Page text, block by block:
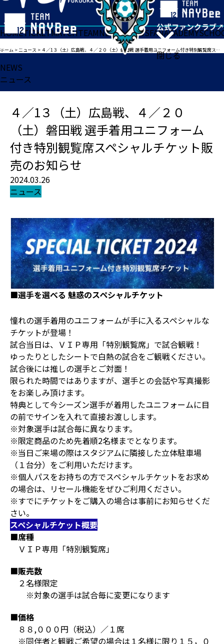
閉じる
HOMETICKETMATCHTEAMNEWSGOODSFANACADEMY
ホーム >ニュース > ４／1３（土）広島戦、４／２０（土）磐田戦 選手着用ユニフォーム付き特別観覧席スペシャルチケット販売のお知らせ
NEWS
ニュース
４／1３（土）広島戦、４／２０
（土）磐田戦 選手着用ユニフォーム
付き特別観覧席スペシャルチケット販
売のお知らせ
2024.03.26
ニュース
■選手を選べる 魅惑のスペシャルチケット
憧れの選手着用のユニフォームが手に入るスペシャルな
チケットが登場！
試合当日は、ＶＩＰ専用「特別観覧席」で試合観戦！
ゆったりとしたシートで白熱の試合をご観戦ください。
試合後には推しの選手とご対面！
限られた時間ではありますが、選手との会話や写真撮影
をお楽しみ頂けます。
特典として今シーズン選手が着用したユニフォームに目
の前でサインを入れて直接お渡しします。
※対象選手は試合毎に異なります。
※限定商品のため先着順2名様までとなります。
※当日ご来場の際はスタジアムに隣接した立体駐車場
（１台分）をご利用いただけます。
※個人パスをお持ちの方でスペシャルチケットをお求め
の場合は、リセール機能をぜひご利用ください。
※すでにチケットをご購入の場合は事前にお知らせくだ
さい。
スペシャルチケット概要
■席種
ＶＩＰ専用「特別観覧席」
■販売数
２名様限定
※対象の選手は試合毎に変更になります
■価格
８８,０００円（税込）／１席
※同伴者と観戦ご希望の場合は１名様に限り１５，０